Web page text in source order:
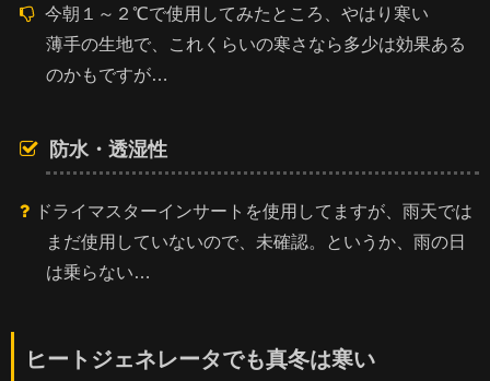
今朝１～２℃で使用してみたところ、やはり寒い
薄手の生地で、これくらいの寒さなら多少は効果ある
のかもですが…
防水・透湿性
ドライマスターインサートを使用してますが、雨天では
まだ使用していないので、未確認。というか、雨の日
は乗らない…
ヒートジェネレータでも真冬は寒い